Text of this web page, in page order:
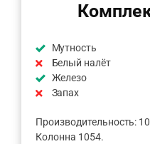
Мутность
Белый налёт
Железо
Запах
Производительность:
Колонна 1054.